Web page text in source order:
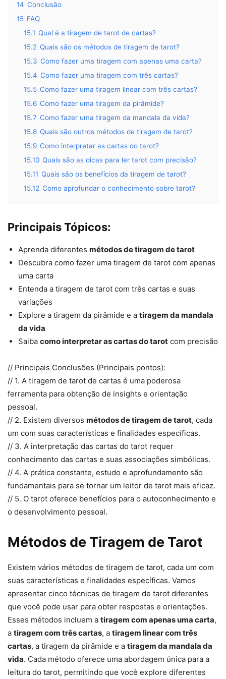
14 Conclusão
15 FAQ
15.1 Qual é a tiragem de tarot de cartas?
15.2 Quais são os métodos de tiragem de tarot?
15.3 Como fazer uma tiragem com apenas uma carta?
15.4 Como fazer uma tiragem com três cartas?
15.5 Como fazer uma tiragem linear com três cartas?
15.6 Como fazer uma tiragem da pirâmide?
15.7 Como fazer uma tiragem da mandala da vida?
15.8 Quais são outros métodos de tiragem de tarot?
15.9 Como interpretar as cartas do tarot?
15.10 Quais são as dicas para ler tarot com precisão?
15.11 Quais são os benefícios da tiragem de tarot?
15.12 Como aprofundar o conhecimento sobre tarot?
Principais Tópicos:
Aprenda diferentes métodos de tiragem de tarot
Descubra como fazer uma tiragem de tarot com apenas
uma carta
Entenda a tiragem de tarot com três cartas e suas
variações
Explore a tiragem da pirâmide e a tiragem da mandala
da vida
Saiba como interpretar as cartas do tarot com precisão
// Principais Conclusões (Principais pontos):
// 1. A tiragem de tarot de cartas é uma poderosa
ferramenta para obtenção de insights e orientação
pessoal.
// 2. Existem diversos métodos de tiragem de tarot, cada
um com suas características e finalidades específicas.
// 3. A interpretação das cartas do tarot requer
conhecimento das cartas e suas associações simbólicas.
// 4. A prática constante, estudo e aprofundamento são
fundamentais para se tornar um leitor de tarot mais eficaz.
// 5. O tarot oferece benefícios para o autoconhecimento e
o desenvolvimento pessoal.
Métodos de Tiragem de Tarot
Existem vários métodos de tiragem de tarot, cada um com
suas características e finalidades específicas. Vamos
apresentar cinco técnicas de tiragem de tarot diferentes
que você pode usar para obter respostas e orientações.
Esses métodos incluem a tiragem com apenas uma carta,
a tiragem com três cartas, a tiragem linear com três
cartas, a tiragem da pirâmide e a tiragem da mandala da
vida. Cada método oferece uma abordagem única para a
leitura do tarot, permitindo que você explore diferentes